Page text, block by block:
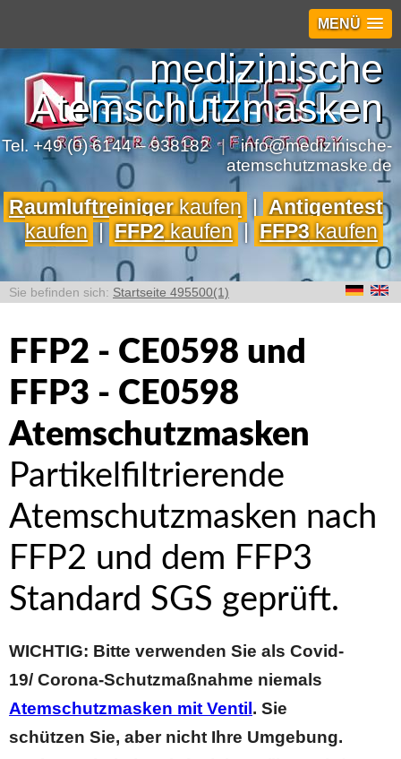
MENÜ
medizinische
Atemschutzmasken
Tel. +49 (0) 6144 – 938182 |
info@medizinische-
atemschutzmaske.de
Raumluftreinigerkaufen | Antigentest
kaufen | FFP2kaufen | FFP3kaufen
Startseite 495500(1)
FFP2 - CE0598 und
FFP3 - CE0598
Atemschutzmasken
Partikelfiltrierende
Atemschutzmasken nach
FFP2 und dem FFP3
Standard SGS geprüft.
WICHTIG: Bitte verwenden Sie als Covid-
19/ Corona-Schutzmaßnahme niemals
Atemschutzmasken mit Ventil . Sie
schützen Sie, aber nicht Ihre Umgebung.